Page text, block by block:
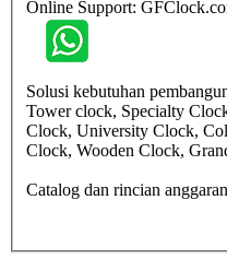
Online Support:
Solusi kebutuhan
Tower clock, Specialty
Clock, University Clock,
Clock, Wooden Clock,
Catalog dan rincian